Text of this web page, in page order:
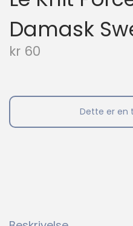
Damask
kr 60
Dette er en